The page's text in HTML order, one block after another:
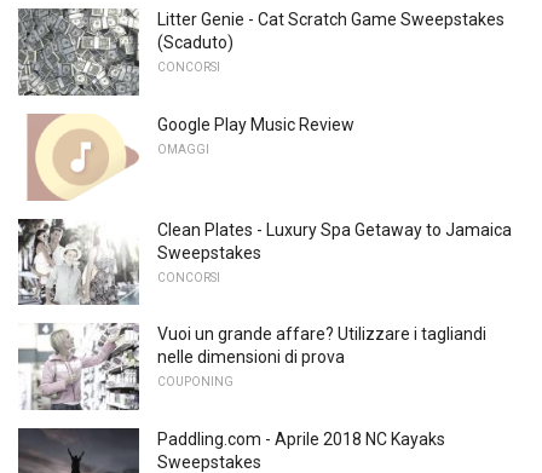
Litter Genie - Cat Scratch Game Sweepstakes
(Scaduto)
CONCORSI
Google Play Music Review
OMAGGI
Clean Plates - Luxury Spa Getaway to Jamaica
Sweepstakes
CONCORSI
Vuoi un grande affare? Utilizzare i tagliandi
nelle dimensioni di prova
COUPONING
Paddling.com - Aprile 2018 NC Kayaks
Sweepstakes